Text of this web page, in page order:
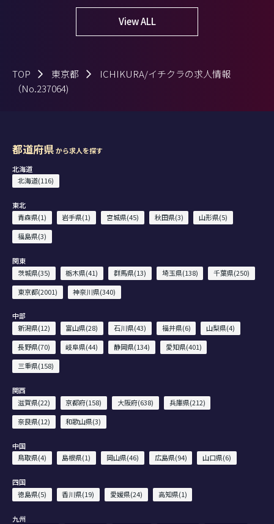
View ALL
TOP 東京都
ICHIKURA/イチクラの求人情報
（No.237064)
都道府県から求人を探す
北海道
北海道(116)
東北
青森県(1)
岩手県(1) 宮城県(45) 秋田県(3)
山形県(5)
福島県(3)
関東
茨城県(35)
栃木県(41) 群馬県(13) 埼玉県(138)
千葉県(250)
東京都(2001)
神奈川県(340)
中部
新潟県(12)
富山県(28) 石川県(43) 福井県(6)
山梨県(4)
長野県(70)
岐阜県(44) 静岡県(134)
愛知県(401)
三重県(158)
関西
滋賀県(22)
京都府(158) 大阪府(638)
兵庫県(212)
奈良県(12)
和歌山県(3)
中国
鳥取県(4)
島根県(1) 岡山県(46) 広島県(94) 山口県(6)
四国
徳島県(5)
香川県(19) 愛媛県(24) 高知県(1)
九州